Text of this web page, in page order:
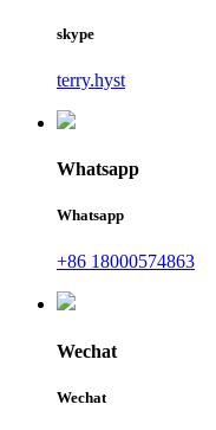
skype
terry.hyst
Whatsapp
Whatsapp
+86 18000574863
Wechat
Wechat